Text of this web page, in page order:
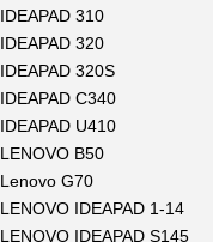
IDEAPAD 310
IDEAPAD 320
IDEAPAD 320S
IDEAPAD C340
IDEAPAD U410
LENOVO B50
Lenovo G70
LENOVO IDEAPAD 1-14
LENOVO IDEAPAD S145